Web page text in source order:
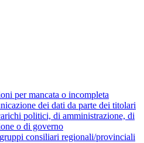
per mancata o incompleta
dei dati da parte dei titolari
politici, di amministrazione, di
o di governo
consiliari regionali/provinciali